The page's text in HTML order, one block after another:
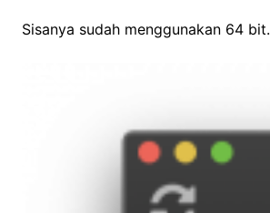
Sisanya sudah menggunakan 64 bit.